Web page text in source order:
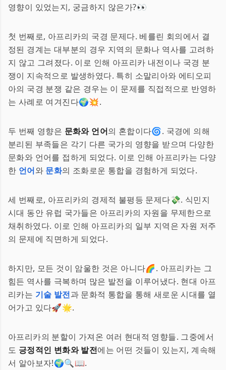
영향이 있었는지, 궁금하지 않은가?👀
첫 번째로, 아프리카의 국경 문제다. 베를린 회의에서 결
정된 경계는 대부분의 경우 지역의 문화나 역사를 고려하
지 않고 그려졌다. 이로 인해 아프리카 내전이나 국경 분
쟁이 지속적으로 발생하였다. 특히 소말리아와 에티오피
아의 국경 분쟁 같은 경우는 이 문제를 직접적으로 반영하
는 사례로 여겨진다🌍💥.
두 번째 영향은 문화와 언어의 혼합이다🌀. 국경에 의해
분리된 부족들은 각기 다른 국가의 영향을 받으며 다양한
문화와 언어를 접하게 되었다. 이로 인해 아프리카는 다양
한 언어와 문화의 조화로운 통합을 경험하게 되었다.
세 번째로, 아프리카의 경제적 불평등 문제다💸. 식민지
시대 동안 유럽 국가들은 아프리카의 자원을 무제한으로
채취하였다. 이로 인해 아프리카의 일부 지역은 자원 저주
의 문제에 직면하게 되었다.
하지만, 모든 것이 암울한 것은 아니다🌈. 아프리카는 그
힘든 역사를 극복하며 많은 발전을 이루어냈다. 현대 아프
리카는 기술 발전과 문화적 통합을 통해 새로운 시대를 열
어가고 있다🚀🌟.
아프리카의 분할이 가져온 여러 현대적 영향들. 그중에서
도 긍정적인 변화와 발전에는 어떤 것들이 있는지, 계속해
서 알아보자!🌍🔍📖.